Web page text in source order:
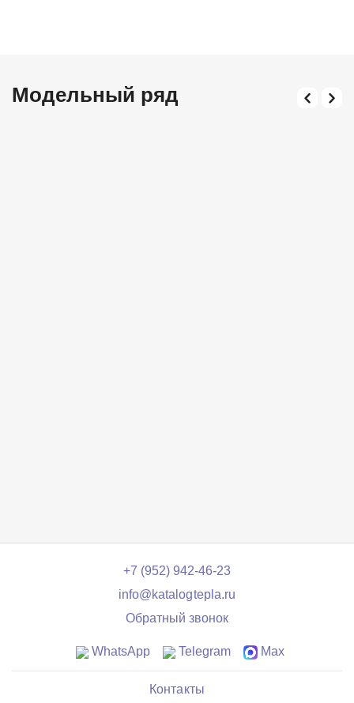
Модельный ряд
+7 (952) 942-46-23
info@katalogtepla.ru
Обратный звонок
WhatsApp Telegram Max
Контакты